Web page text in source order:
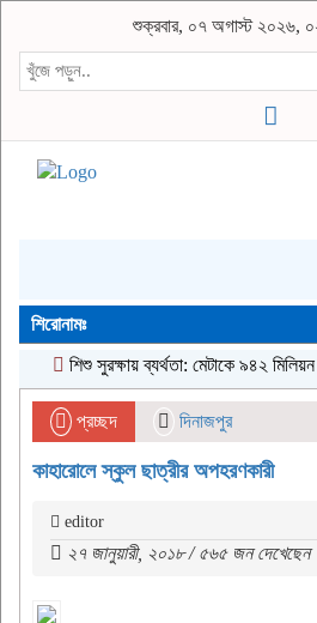
শুক্রবার, ০৭ অগাস্ট ২০২৬,
শিরোনামঃ
শিশু সুরক্ষায় ব্যর্থতা: মেটাকে ৯৪২ মিলিয়ন
প্রচ্ছদ দিনাজপুর
কাহারোলে স্কুল ছাত্রীর অপহরণকারী
editor
২৭ জানুয়ারী, ২০১৮ / ৫৬৫ জন দেখেছেন